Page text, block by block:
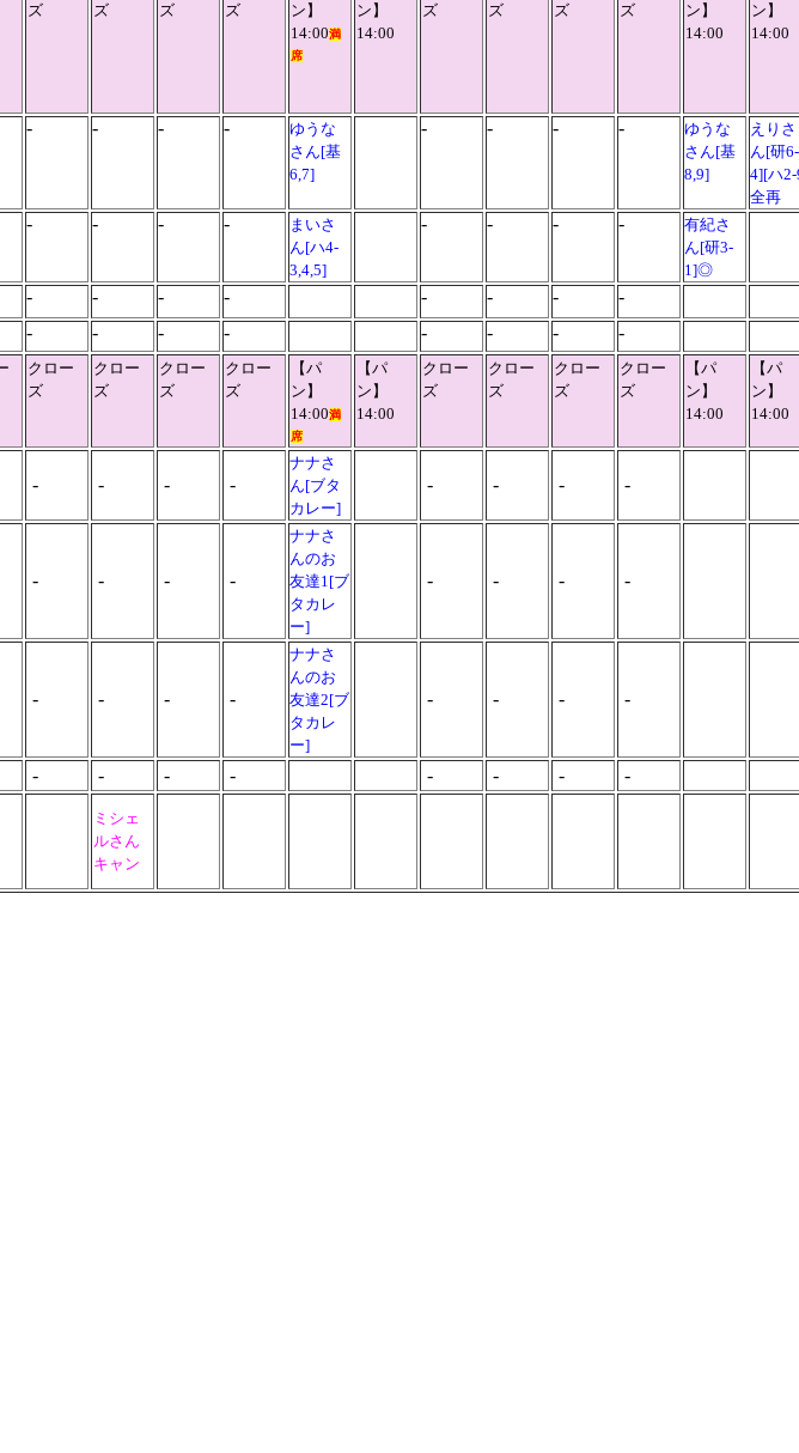
ズ
ズ
ズ
ズ
ン】
14:00満
席
ン】
14:00
ズ
ズ
ズ
ズ
ン】
14:00
ン】
14:00
- - - -
ゆうな
さん[基
6,7]
- - - -
ゆうな
さん[基
8,9]
えりさ
ん[研6-
4][ハ
全再
- - - -
まいさ
ん[ハ4-
3,4,5]
- - - -
有紀さ
ん[研3-
1]◎
- - - - - - -
-
- - - - - - - -
クロー
ズ
クロー
ズ
クロー
ズ
クロー
ズ
【パ
ン】
14:00満
席
【パ
ン】
14:00
クロー
ズ
クロー
ズ
クロー
ズ
クロー
ズ
【パ
ン】
14:00
【パ
ン】
14:00
- - - -
ナナさ
ん[ブタ
カレー]
- - - -
- - - -
ナナさ
んのお
友達1[ブ
タカレ
ー]
- - - -
- - - -
ナナさ
んのお
友達2[ブ
タカレ
ー]
- - - -
- - - - - - - -
ミシェ
ルさん
キャン